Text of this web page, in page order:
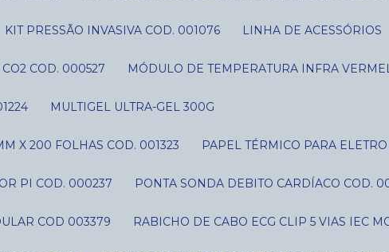
KIT PRESSÃO INVASIVA COD. 001076 LINHA DE ACESSÓRIOS
COD. 000527 MÓDULO DE TEMPERATURA INFRA
MULTIGEL ULTRA-GEL 300G
X 200 FOLHAS COD. 001323 PAPEL TÉRMICO PARA
PI COD. 000237 PONTA SONDA DEBITO CARDÍACO COD.
COD 003379 RABICHO DE CABO ECG CLIP 5 VIAS IEC